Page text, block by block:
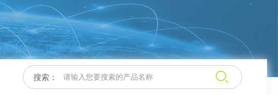
搜索：